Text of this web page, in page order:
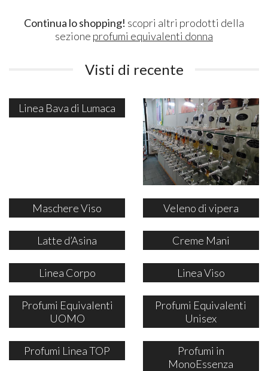
Continua lo shopping! scopri altri prodotti della
sezione profumi equivalenti donna
Visti di recente
Linea Bava di Lumaca
Maschere Viso Veleno di vipera
Latte d’Asina Creme Mani
Linea Corpo Linea Viso
Profumi Equivalenti
UOMO
Profumi Equivalenti
Unisex
Profumi Linea TOP
Profumi in
MonoEssenza